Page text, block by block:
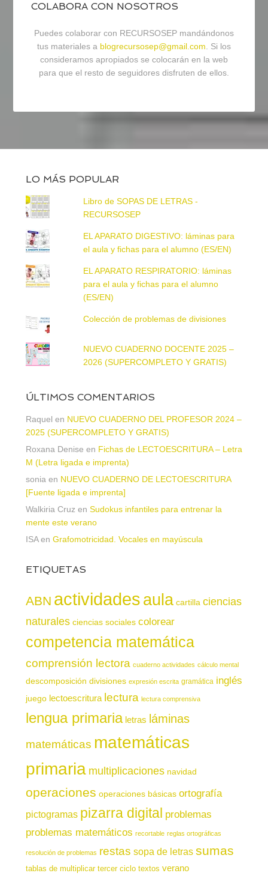
COLABORA CON NOSOTROS
Puedes colaborar con RECURSOSEP mandándonos
tus materiales a blogrecursosep@gmail.com . Si los
consideramos apropiados se colocarán en la web
para que el resto de seguidores disfruten de ellos.
LO MÁS POPULAR
Libro de SOPAS DE LETRAS -
RECURSOSEP
EL APARATO DIGESTIVO: láminas para
el aula y fichas para el alumno (ES/EN)
EL APARATO RESPIRATORIO: láminas
para el aula y fichas para el alumno
(ES/EN)
Colección de problemas de divisiones
NUEVO CUADERNO DOCENTE 2025 –
2026 (SUPERCOMPLETO Y GRATIS)
ÚLTIMOS COMENTARIOS
Raquel en NUEVO CUADERNO DEL PROFESOR 2024 –
2025 (SUPERCOMPLETO Y GRATIS)
Roxana Denise en Fichas de LECTOESCRITURA – Letra
M (Letra ligada e imprenta)
soniaen NUEVO CUADERNO DE LECTOESCRITURA
[Fuente ligada e imprenta]
Walkiria Cruzen Sudokus infantiles para entrenar la
mente este verano
ISAen Grafomotricidad. Vocales en mayúscula
ETIQUETAS
ABN actividadesaula cartilla ciencias
naturales ciencias sociales colorear
competencia matemática
comprensión lectora cuaderno actividades cálculo mental
descomposición divisiones expresión escrita gramática inglés
juego lectoescritura lectura lectura comprensiva
lengua primaria letras láminas
matemáticas matemáticas
primaria multiplicaciones navidad
operaciones operaciones básicas ortografía
pictogramas pizarra digital problemas
problemas matemáticos recortable reglas ortográficas
resolución de problemas restas sopa de letras sumas
tablas de multiplicar tercer ciclo textos verano